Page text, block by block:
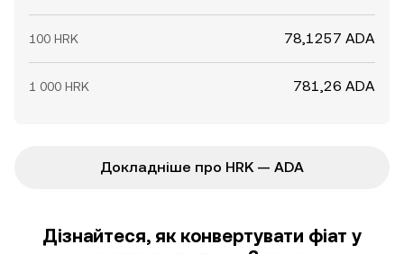
100 HRK 78,1257 ADA
1 000 HRK 781,26 ADA
Докладніше про HRK — ADA
Дізнайтеся, як конвертувати фіат у